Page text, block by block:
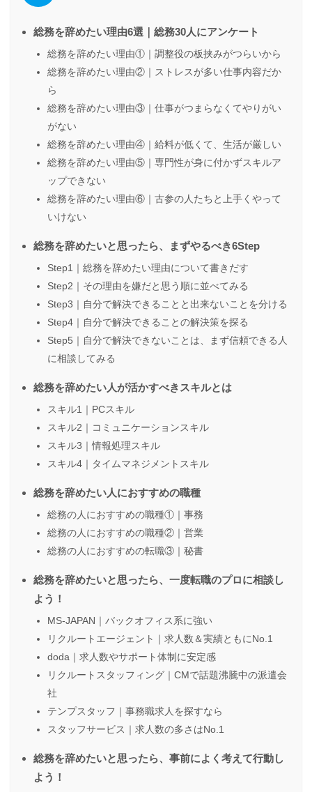
総務を辞めたい理由6選｜総務30人にアンケート
総務を辞めたい理由①｜調整役の板挟みがつらいから
総務を辞めたい理由②｜ストレスが多い仕事内容だか
ら
総務を辞めたい理由③｜仕事がつまらなくてやりがい
がない
総務を辞めたい理由④｜給料が低くて、生活が厳しい
総務を辞めたい理由⑤｜専門性が身に付かずスキルア
ップできない
総務を辞めたい理由⑥｜古参の人たちと上手くやって
いけない
総務を辞めたいと思ったら、まずやるべき6Step
Step1｜総務を辞めたい理由について書きだす
Step2｜その理由を嫌だと思う順に並べてみる
Step3｜自分で解決できることと出来ないことを分ける
Step4｜自分で解決できることの解決策を探る
Step5｜自分で解決できないことは、まず信頼できる人
に相談してみる
総務を辞めたい人が活かすべきスキルとは
スキル1｜PCスキル
スキル2｜コミュニケーションスキル
スキル3｜情報処理スキル
スキル4｜タイムマネジメントスキル
総務を辞めたい人におすすめの職種
総務の人におすすめの職種①｜事務
総務の人におすすめの職種②｜営業
総務の人におすすめの転職③｜秘書
総務を辞めたいと思ったら、一度転職のプロに相談し
よう！
MS-JAPAN｜バックオフィス系に強い
リクルートエージェント｜求人数＆実績ともにNo.1
doda｜求人数やサポート体制に安定感
リクルートスタッフィング｜CMで話題沸騰中の派遣会
社
テンプスタッフ｜事務職求人を探すなら
スタッフサービス｜求人数の多さはNo.1
総務を辞めたいと思ったら、事前によく考えて行動し
よう！